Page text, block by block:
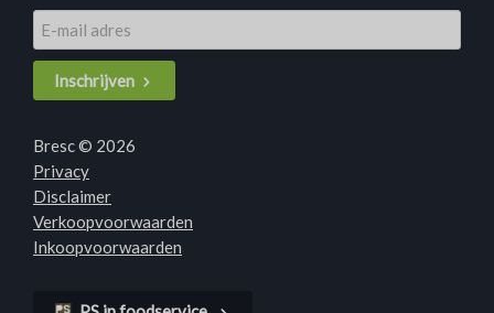
Inschrijven
Bresc © 2026
Privacy
Disclaimer
Verkoopvoorwaarden
Inkoopvoorwaarden